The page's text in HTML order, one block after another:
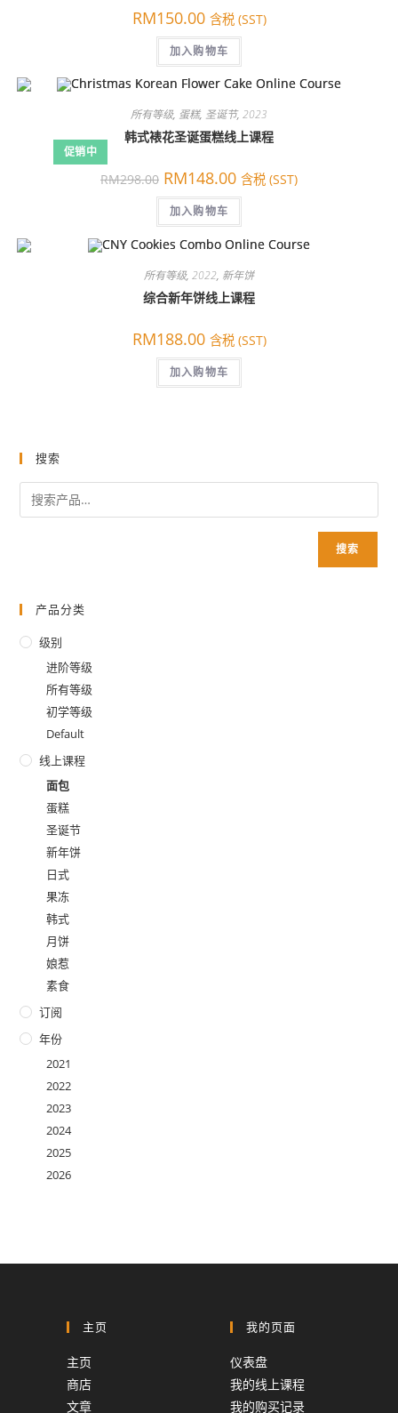
RM150.00 含税 (SST)
加入购物车
促销中
所有等级, 蛋糕, 圣诞节, 2023
韩式裱花圣诞蛋糕线上课程
RM298.00 原
价
为：
RM298.00。
RM148.00当
前
价
为：
RM148.00。
含税 (SST)
加入购物车
所有等级, 2022, 新年饼
综合新年饼线上课程
RM188.00 含税 (SST)
加入购物车
搜索
搜索
产品分类
级别
进阶等级
所有等级
初学等级
Default
线上课程
面包
蛋糕
圣诞节
新年饼
日式
果冻
韩式
月饼
娘惹
素食
订阅
年份
2021
2022
2023
2024
2025
2026
主页
主页
商店
文章
我的页面
仪表盘
我的线上课程
我的购买记录